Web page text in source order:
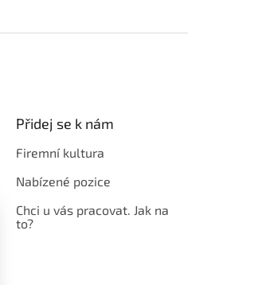
Přidej se k nám
Firemní kultura
Nabízené pozice
Chci u vás pracovat. Jak na
to?